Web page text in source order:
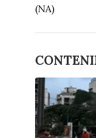
(NA)